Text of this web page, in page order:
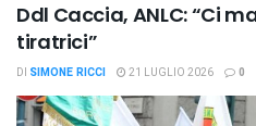
Ddl Caccia, ANLC: “Ci
tiratrici”
DI SIMONE RICCI 21 LUGLIO 2026 0